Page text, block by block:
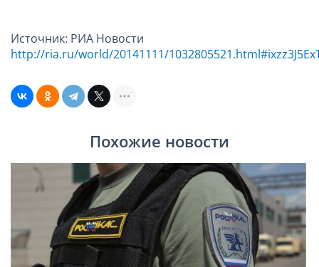
Источник: РИА Новости
http://ria.ru/world/20141111/
Похожие новости